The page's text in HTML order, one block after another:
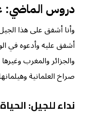
دروس الماضي:
وأنا أشفق على هذا
أشفق عليه وأدعوه في
والجزائر والمغرب
صراخ العلمانية
نداء للجيل: